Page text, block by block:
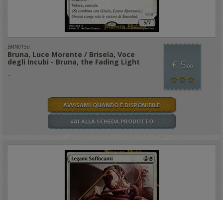
EMN015a
Bruna, Luce Morente / Brisela, Voce
degli Incubi - Bruna, the Fading Light
..
€ 5,00
AVVISAMI QUANDO È DISPONIBILE
VAI ALLA SCHEDA PRODOTTO